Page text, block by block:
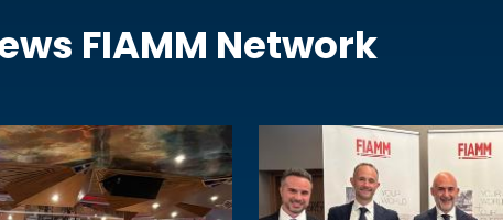
FIAMM Network